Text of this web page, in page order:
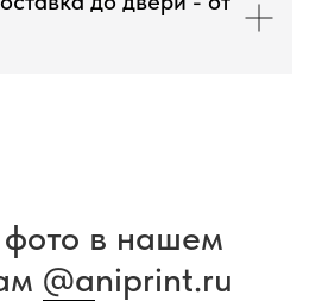
в нашем
@aniprint.ru